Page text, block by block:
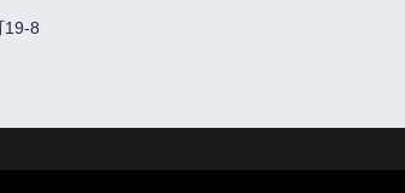
19-8